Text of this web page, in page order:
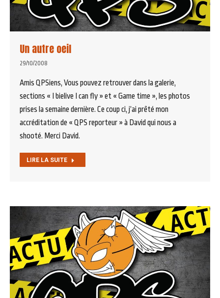
Un autre oeil
29/10/2008
Amis QPSiens, Vous pouvez retrouver dans la galerie,
sections « I bielive I can fly » et « Game time », les photos
prises la semaine dernière. Ce coup ci, j’ai prêté mon
accréditation de « QPS reporteur » à David qui nous a
shooté. Merci David.
LIRE LA SUITE